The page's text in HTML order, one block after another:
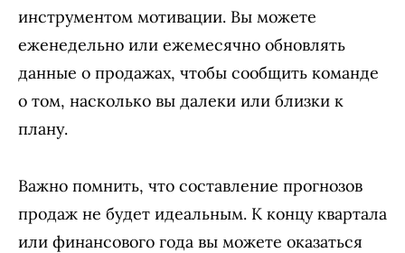
инструментом мотивации. Вы можете
еженедельно или ежемесячно обновлять
данные о продажах, чтобы сообщить команде
о том, насколько вы далеки или близки к
плану.
Важно помнить, что составление прогнозов
продаж не будет идеальным. К концу квартала
или финансового года вы можете оказаться